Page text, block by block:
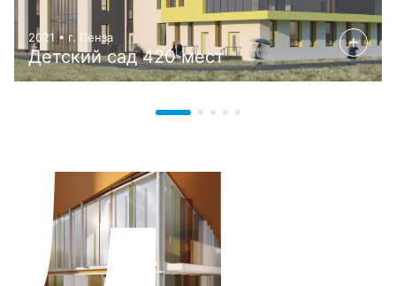
2021 • г. Пенза
Детский сад 420 мест